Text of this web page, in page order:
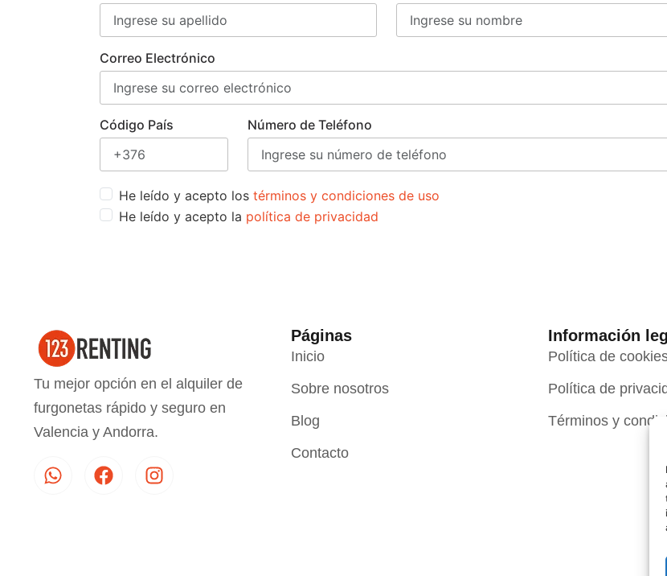
Correo Electrónico
Código País Número de Teléfono
He leído y acepto los términos y condiciones de uso
He leído y acepto la política de privacidad
Tu mejor opción en el alquiler de
furgonetas rápido y seguro en
Valencia y Andorra.
Páginas
Inicio
Sobre nosotros
Blog
Contacto
Información
Política de
Política de
Términos y